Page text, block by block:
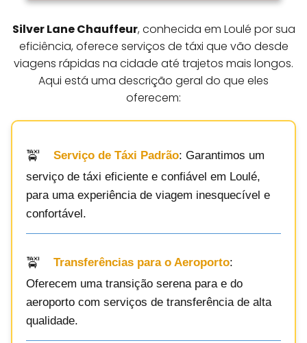
Silver Lane Chauffeur, conhecida em Loulé por sua
eficiência, oferece serviços de táxi que vão desde
viagens rápidas na cidade até trajetos mais longos.
Aqui está uma descrição geral do que eles
oferecem:
Serviço de Táxi Padrão: Garantimos um
serviço de táxi eficiente e confiável em Loulé,
para uma experiência de viagem inesquecível e
confortável.
Transferências para o Aeroporto:
Oferecem uma transição serena para e do
aeroporto com serviços de transferência de alta
qualidade.